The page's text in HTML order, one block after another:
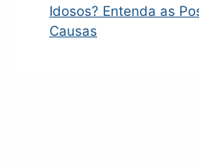
Idosos? Entenda as
Causas